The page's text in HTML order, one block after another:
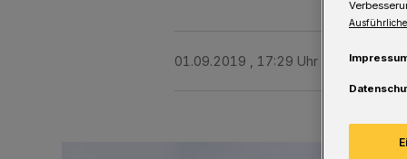
01.09.2019 , 17:29 Uhr Eine Minute